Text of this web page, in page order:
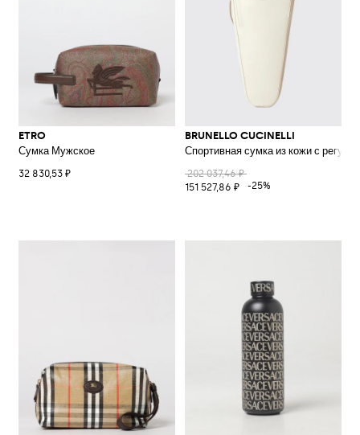
ETRO
Сумка Мужское
32 830,53 ₽
BRUNELLO CUCINELLI
Спортивная сумка из кожи с
202 037,46 ₽
151 527,86 ₽
-25%